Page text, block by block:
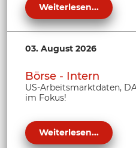
Weiterlesen...
03. August 2026
Börse - Intern
US-Arbeitsmarktdaten,
im Fokus!
Weiterlesen...